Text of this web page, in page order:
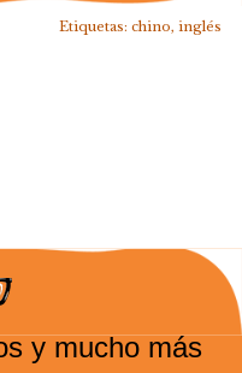
Etiquetas:chino,inglés
y mucho más